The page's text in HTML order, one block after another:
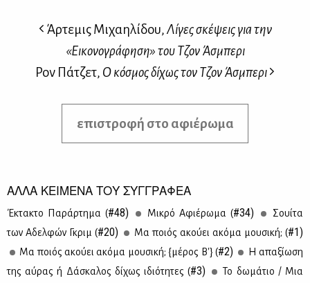
Άρτεμις Μιχαηλίδου,Λίγες σκέψεις για την
«Εικονογράφηση» του Τζον Άσμπερι
Ρον Πάτζετ, Ο κόσμος δίχως τον Τζον Άσμπερι
επιστροφή στο αφιέρωμα
ΑΛΛΑ ΚΕΙΜΕΝΑ ΤΟΥ ΣΥΓΓΡΑΦΕΑ
Έκτα­κτο Πα­ράρ­τη­μα (#48) Μι­κρό Αφιέ­ρω­μα (#34)
Σουί­τα
των Αδελ­φών Γκριμ (#20) Μα ποιός ακού­ει ακό­μα μου­σι­κή; (#1)
Μα ποιός ακού­ει ακό­μα μου­σι­κή; {μέ­ρος Β'} (#2)
Η απα­ξί­ω­ση
της αύ­ρας ή Δά­σκα­λος δί­χως ιδιό­τη­τες (#3) Το δω­μά­τιο / Μια